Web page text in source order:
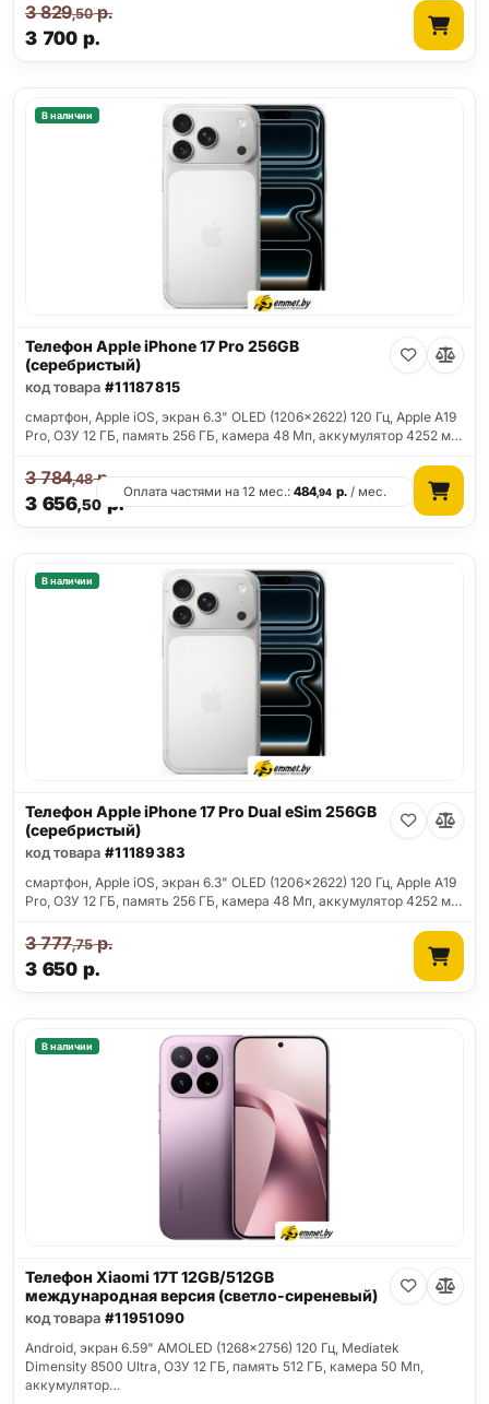
3 700 р.
3 829,50р.
В наличии
Телефон Apple iPhone 17 Pro 256GB
(серебристый)
код товара #11187815
смартфон, Apple iOS, экран 6.3" OLED (1206x2622) 120 Гц, Apple A19
Pro, ОЗУ 12 ГБ, память 256 ГБ, камера 48 Мп, аккумулятор 4252 м…
3 656,50 р.
3 784,48р.
Оплата частями на 12 мес.:484,94 р./ мес.
В наличии
Телефон Apple iPhone 17 Pro Dual eSim 256GB
(серебристый)
код товара #11189383
смартфон, Apple iOS, экран 6.3" OLED (1206x2622) 120 Гц, Apple A19
Pro, ОЗУ 12 ГБ, память 256 ГБ, камера 48 Мп, аккумулятор 4252 м…
3 650 р.
3 777,75р.
В наличии
Телефон Xiaomi 17T 12GB/512GB
международная версия (светло-сиреневый)
код товара #11951090
Android, экран 6.59" AMOLED (1268x2756) 120 Гц, Mediatek
Dimensity 8500 Ultra, ОЗУ 12 ГБ, память 512 ГБ, камера 50 Мп,
аккумулятор…